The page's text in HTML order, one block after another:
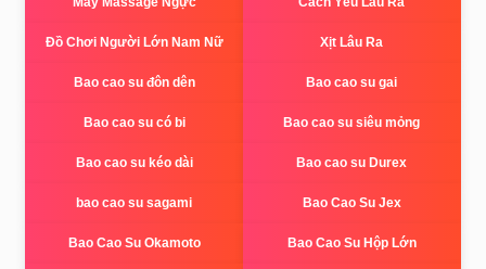
Đồ Chơi Người Lớn Nam Nữ Xịt Lâu Ra
Bao cao su đôn dên Bao cao su gai
Bao cao su có bi Bao cao su siêu mỏng
Bao cao su kéo dài Bao cao su Durex
bao cao su sagami Bao Cao Su Jex
Bao Cao Su Okamoto Bao Cao Su Hộp Lớn